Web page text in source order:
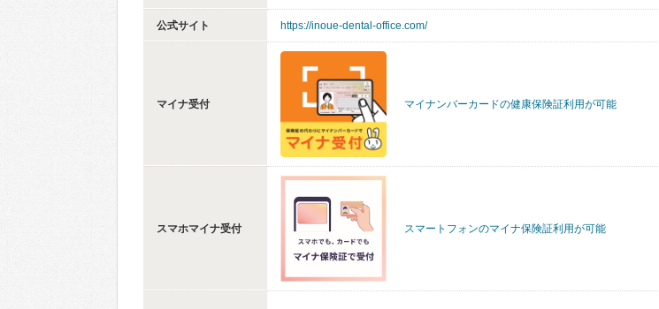
公式サイト https://inoue-dental-office.com/
マイナ受付 マイナンバーカードの健康保険証利用が可能
スマホマイナ受付 スマートフォンのマイナ保険証利用が可能